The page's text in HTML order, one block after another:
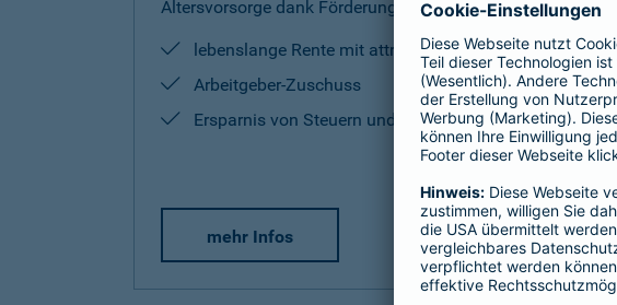
Altersvorsorge dank Förderung sicher und umfangreich auf.
lebenslange Rente mit attraktiver Renditechance
Arbeitgeber-Zuschuss
Ersparnis von Steuern und Sozialabgaben
mehr Infos